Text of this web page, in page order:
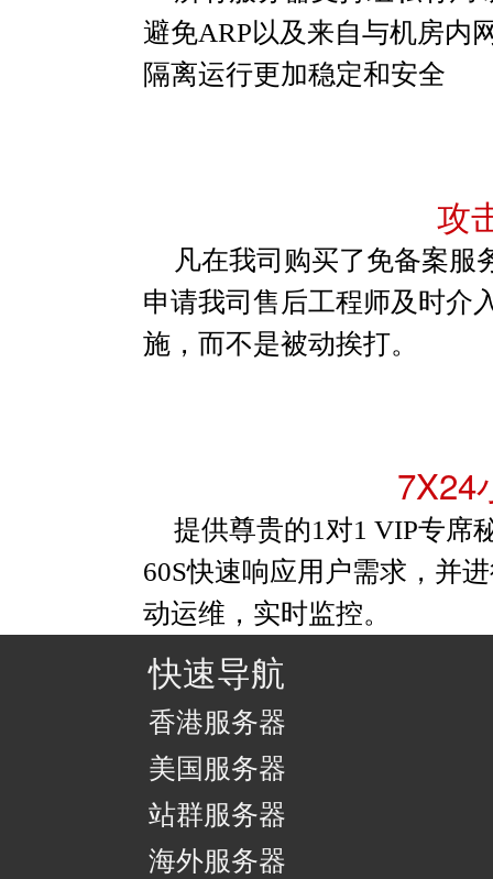
避免ARP以及来自与机房内
隔离运行更加稳定和安全
攻
凡在我司购买了免备案服
申请我司售后工程师及时介
施，而不是被动挨打。
7X24
提供尊贵的1对1 VIP专席
60S快速响应用户需求，并
动运维，实时监控。
快速导航
香港服务器
美国服务器
站群服务器
海外服务器